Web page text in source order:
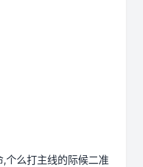
个么打主线的际候二准